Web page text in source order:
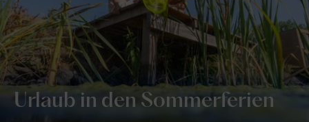
Urlaub in den Sommerferien